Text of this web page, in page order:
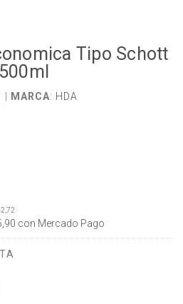
Tipo Schott
| MARCA: HDA
con Mercado Pago